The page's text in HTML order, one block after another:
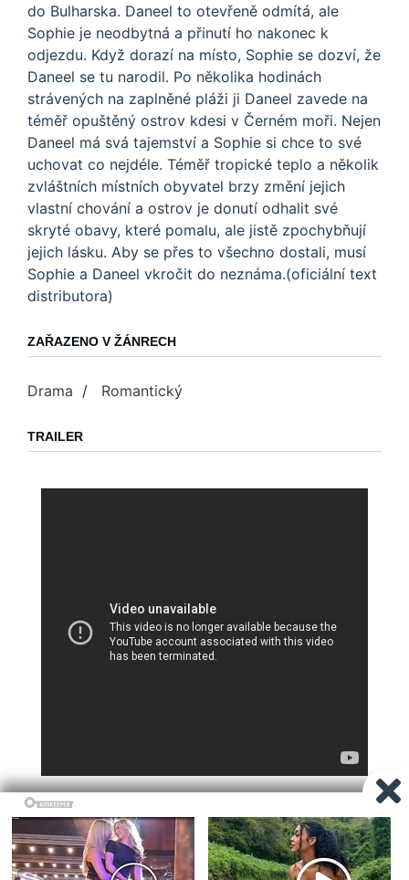
do Bulharska. Daneel to otevřeně odmítá, ale
Sophie je neodbytná a přinutí ho nakonec k
odjezdu. Když dorazí na místo, Sophie se dozví, že
Daneel se tu narodil. Po několika hodinách
strávených na zaplněné pláži ji Daneel zavede na
téměř opuštěný ostrov kdesi v Černém moři. Nejen
Daneel má svá tajemství a Sophie si chce to své
uchovat co nejdéle. Téměř tropické teplo a několik
zvláštních místních obyvatel brzy změní jejich
vlastní chování a ostrov je donutí odhalit své
skryté obavy, které pomalu, ale jistě zpochybňují
jejich lásku. Aby se přes to všechno dostali, musí
Sophie a Daneel vkročit do neznáma.(oficiální text
distributora)
ZAŘAZENO V ŽÁNRECH
Drama / Romantický
TRAILER